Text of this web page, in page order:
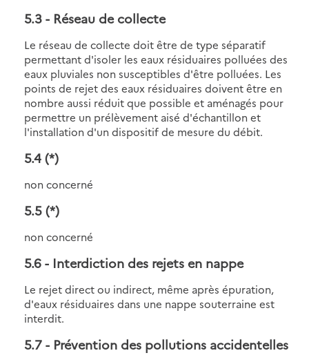
5.3 - Réseau de collecte
Le réseau de collecte doit être de type séparatif
permettant d'isoler les eaux résiduaires polluées des
eaux pluviales non susceptibles d'être polluées. Les
points de rejet des eaux résiduaires doivent être en
nombre aussi réduit que possible et aménagés pour
permettre un prélèvement aisé d'échantillon et
l'installation d'un dispositif de mesure du débit.
5.4 (*)
non concerné
5.5 (*)
non concerné
5.6 - Interdiction des rejets en nappe
Le rejet direct ou indirect, même après épuration,
d'eaux résiduaires dans une nappe souterraine est
interdit.
5.7 - Prévention des pollutions accidentelles